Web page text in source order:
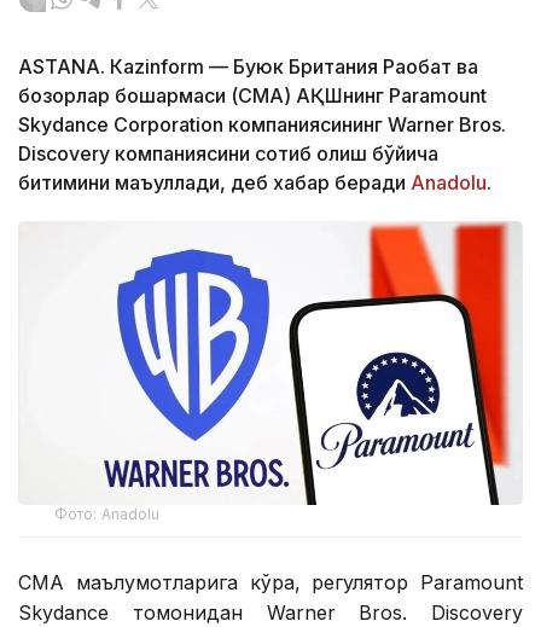
ASTANА. Кazinform — Буюк Британия Рақобат ва
бозорлар бошқармаси (CМА) АҚШнинг Paramount
Skydance Corporation компаниясининг Warner Bros.
Discovery компаниясини сотиб олиш бўйича
битимини маъқуллади, деб хабар беради Аnadolu.
Фото: Аnadolu
CМА маълумотларига кўра, регулятор Paramount
Skydance томонидан Warner Bros. Discovery